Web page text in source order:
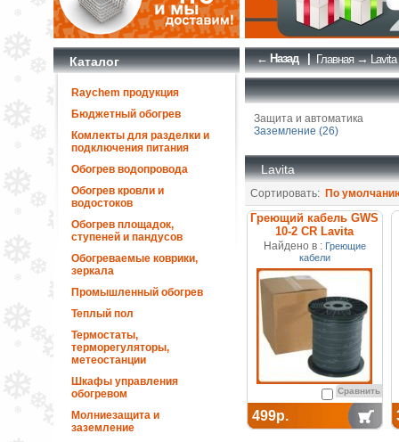
Каталог
Raychem продукция
Бюджетный обогрев
Комлекты для разделки и
подключения питания
Обогрев водопровода
Обогрев кровли и
водостоков
Обогрев площадок,
ступеней и пандусов
Обогреваемые коврики,
зеркала
Промышленный обогрев
Теплый пол
Термостаты,
терморегуляторы,
метеостанции
Шкафы управления
обогревом
Молниезащита и
заземление
← Назад | Главная→Lavita
Защита и автоматика
Заземление (26)
Lavita
Сортировать: По
Греющий кабель GWS
10-2 CR Lavita
Найдено в : Греющие
кабели
Сравнить
499р.